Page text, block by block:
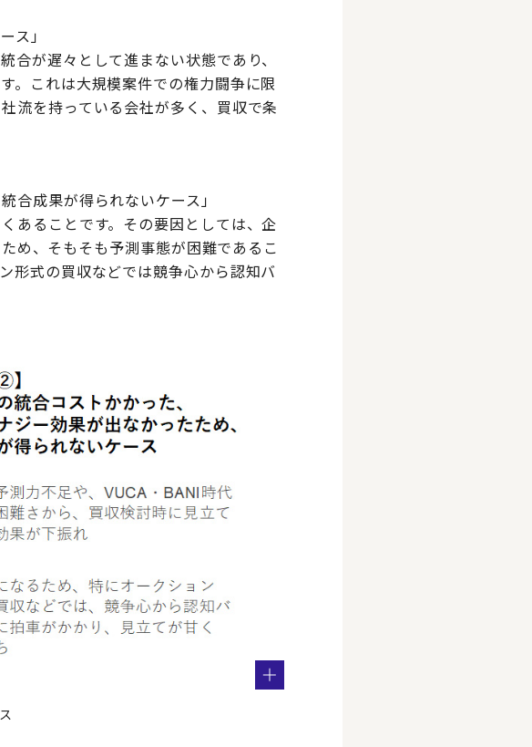
ス」
が遅々として進まない状態であり、
。これは大規模案件での権力闘争に限
流を持っている会社が多く、買収で条
合成果が得られないケース」
あることです。その要因としては、企
め、そもそも予測事態が困難であるこ
形式の買収などでは競争心から認知バ